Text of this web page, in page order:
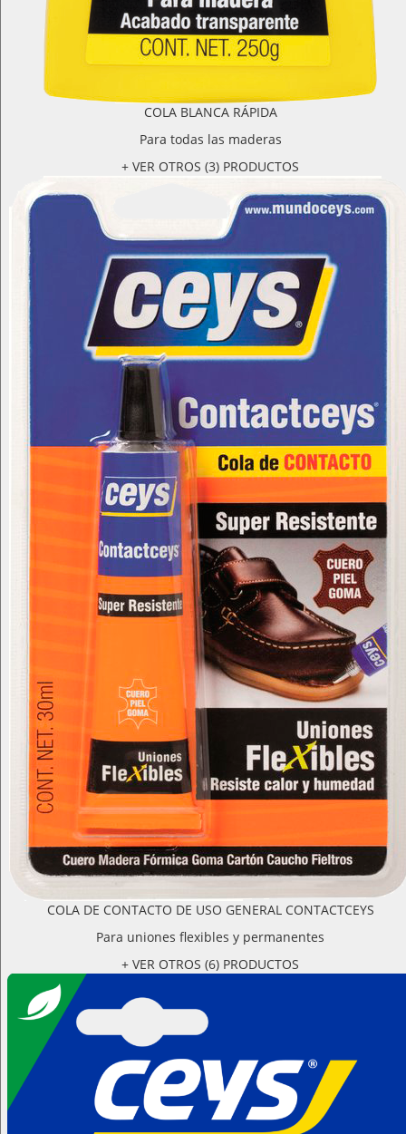
COLA BLANCA RÁPIDA
Para todas las maderas
+ VER OTROS (3) PRODUCTOS
COLA DE CONTACTO DE USO GENERAL CONTACTCEYS
Para uniones flexibles y permanentes
+ VER OTROS (6) PRODUCTOS